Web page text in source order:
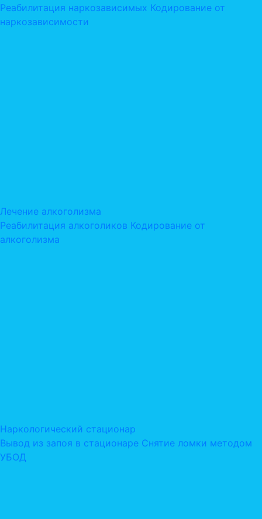
Реабилитация наркозависимых Кодирование от
наркозависимости
Лечение алкоголизма
Реабилитация алкоголиков Кодирование от
алкоголизма
Наркологический стационар
Вывод из запоя в стационаре Снятие ломки методом
УБОД